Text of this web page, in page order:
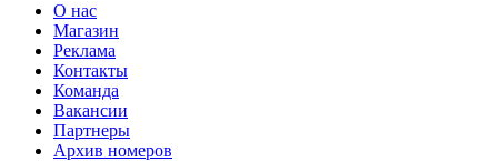
О нас
Магазин
Реклама
Контакты
Команда
Вакансии
Партнеры
Архив номеров